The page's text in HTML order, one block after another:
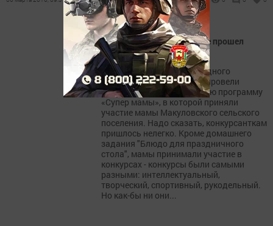
В Верхнеуслонском районе прошел
конкурс "Супер мама"
В преддверии Международного
женского дня в Макулове провели
конкурсно-развлекательную программу
«Супер мамы», в которой приняли
участие мамы Макуловского сельского
поселения. Надо сказать, конкурсанткам
пришлось нелегко. Кроме домашнего
задания "Блюдо для праздничного
стола", мамы принимали участие в
конкурсах - конкурсы были самыми
разными: интеллектуальный,
творческий, спортивный, рукодельный.
Но как-бы ни они...